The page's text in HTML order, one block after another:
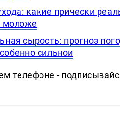
какие прически
моложе
сырость: прогноз
сильной
телефоне -